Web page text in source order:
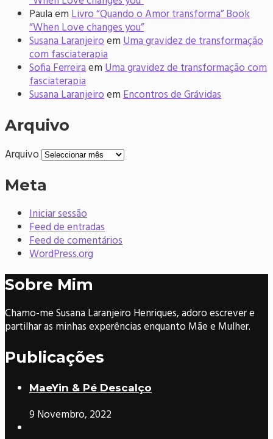
PaulaemLivro “Quando o Amor transforma” Book
“When Love changes you”
Susana LaranjeiroemUma gravidez de transformação
com fasciaterapia
Sofia FerreiraemUma gravidez de transformação com
fasciaterapia
Susana LaranjeiroemEncontros de Grávidas
Arquivo
Arquivo
Meta
Iniciar sessão
Feed de entradas
Feed de comentários
WordPress.org
Sobre Mim
Chamo-me Susana Laranjeiro Henriques, adoro escrever e
partilhar as minhas experências enquanto Mãe e Mulher.
Publicações
MaeYin & Pé Descalço
9 Novembro, 2022